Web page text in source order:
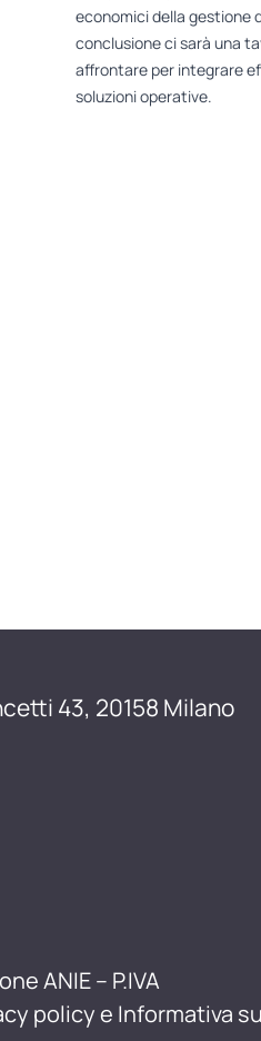
economici della gestione
conclusione ci sarà una
affrontare per integrare
soluzioni operative.
43, 20158 Milano
ANIE – P.IVA
policy e Informativa